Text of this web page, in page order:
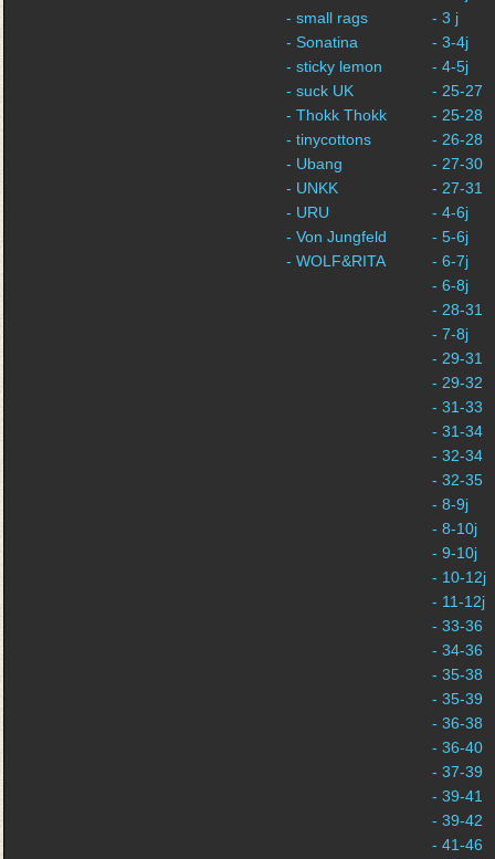
- small rags
- Sonatina
- sticky lemon
- suck UK
- Thokk Thokk
- tinycottons
- Ubang
- UNKK
- URU
- Von Jungfeld
- WOLF&RITA
- 3 j
- 3-4j
- 4-5j
- 25-27
- 25-28
- 26-28
- 27-30
- 27-31
- 4-6j
- 5-6j
- 6-7j
- 6-8j
- 28-31
- 7-8j
- 29-31
- 29-32
- 31-33
- 31-34
- 32-34
- 32-35
- 8-9j
- 8-10j
- 9-10j
- 10-12j
- 11-12j
- 33-36
- 34-36
- 35-38
- 35-39
- 36-38
- 36-40
- 37-39
- 39-41
- 39-42
- 41-46